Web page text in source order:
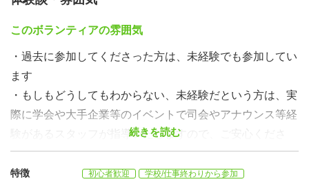
このボランティアの雰囲気
・過去に参加してくださった方は、未経験でも参加してい
ます
・もしもどうしてもわからない、未経験だという方は、実
際に学会や大手企業等のイベントで司会やアナウンス等経
験があるスタッフが指導いたしますので、ご安心くださ
い。
・過去のナレーションは女性100%ですが、男性も応募歓
続きを読む
特徴 初心者歓迎 学校/仕事終わりから参加